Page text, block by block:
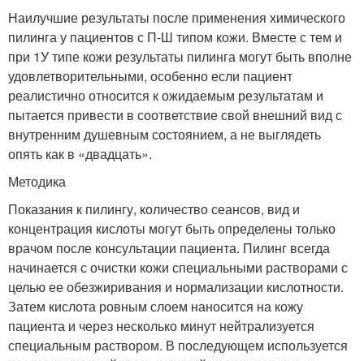
Наилучшие результаты после применения химического
пилинга у пациентов с П-Ш типом кожи. Вместе с тем и
при 1У типе кожи результаты пилинга могут быть вполне
удовлетворительными, особенно если пациент
реалистично относится к ожидаемым результатам и
пытается привести в соответствие свой внешний вид с
внутренним душевным состоянием, а не выглядеть
опять как в «двадцать».
Методика
Показания к пилингу, количество сеансов, вид и
концентрация кислоты могут быть определены только
врачом после консультации пациента. Пилинг всегда
начинается с очистки кожи специальными растворами с
целью ее обезжиривания и нормализации кислотности.
Затем кислота ровным слоем наносится на кожу
пациента и через несколько минут нейтрализуется
специальным раствором. В последующем используется